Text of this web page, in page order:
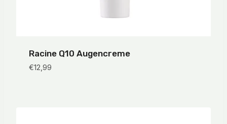
Racine Q10 Augencreme
€12,99